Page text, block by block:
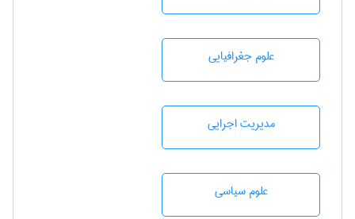
علوم جغرافيايی
مديريت اجرايی
علوم سياسی